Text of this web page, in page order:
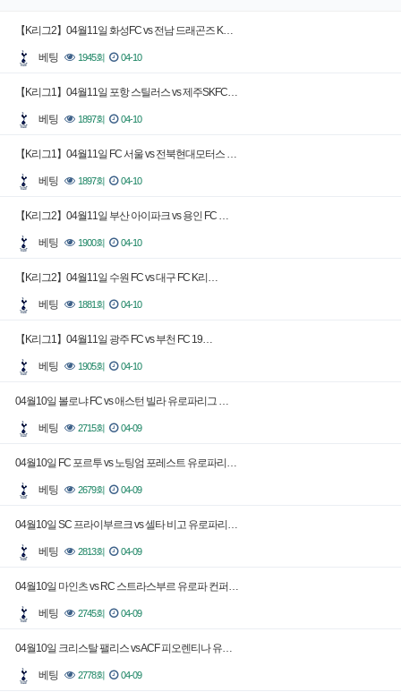
【K리그2】04월11일 화성FC vs 전남 드래곤즈 K…
베팅 1945회 04-10
【K리그1】04월11일 포항 스틸러스 vs 제주SKFC…
베팅 1897회 04-10
【K리그1】04월11일 FC 서울 vs 전북현대모터스 …
베팅 1897회 04-10
【K리그2】04월11일 부산 아이파크 vs 용인 FC …
베팅 1900회 04-10
【K리그2】04월11일 수원 FC vs 대구 FC K리…
베팅 1881회 04-10
【K리그1】04월11일 광주 FC vs 부천 FC 19…
베팅 1905회 04-10
04월10일 볼로냐 FC vs 애스턴 빌라 유로파리그 …
베팅 2715회 04-09
04월10일 FC 포르투 vs 노팅엄 포레스트 유로파리…
베팅 2679회 04-09
04월10일 SC 프라이부르크 vs 셀타 비고 유로파리…
베팅 2813회 04-09
04월10일 마인츠 vs RC 스트라스부르 유로파 컨퍼…
베팅 2745회 04-09
04월10일 크리스탈 팰리스 vs ACF 피오렌티나 유…
베팅 2778회 04-09